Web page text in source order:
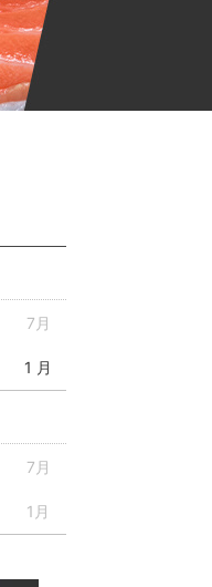
7月
1 月
7月
1月